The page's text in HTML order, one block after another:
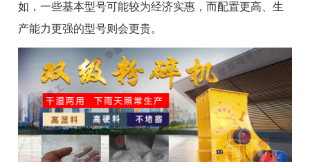
如，一些基本型号可能较为经济实惠，而配置更高、生
产能力更强的型号则会更贵。